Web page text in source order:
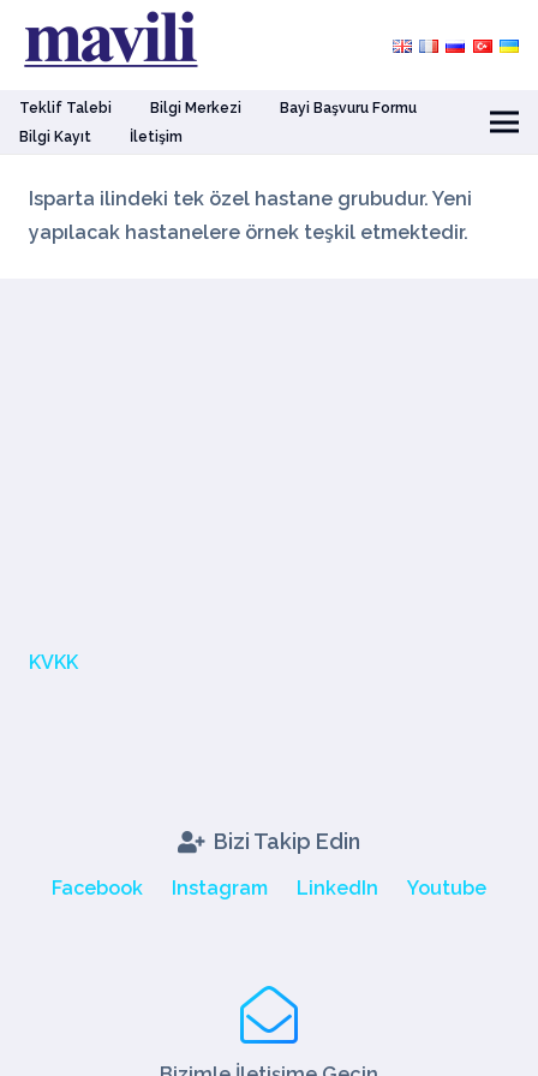
Teklif Talebi Bilgi Merkezi
Bayi Başvuru Formu
Bilgi Kayıt
İletişim
Isparta ilindeki tek özel hastane grubudur. Yeni
yapılacak hastanelere örnek teşkil etmektedir.
KVKK
Bizi Takip Edin
Facebook Instagram LinkedIn Youtube